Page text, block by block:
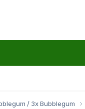
/ 3x Bubblegum